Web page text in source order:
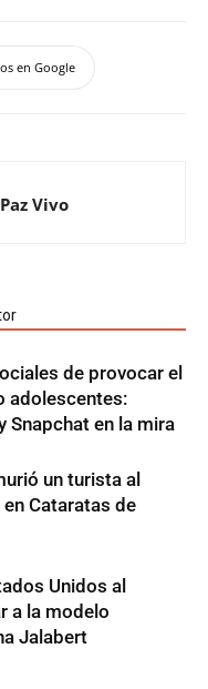
en Google
Vivo
de provocar el
adolescentes:
Snapchat en la mira
un turista al
Cataratas de
Unidos al
a la modelo
Jalabert